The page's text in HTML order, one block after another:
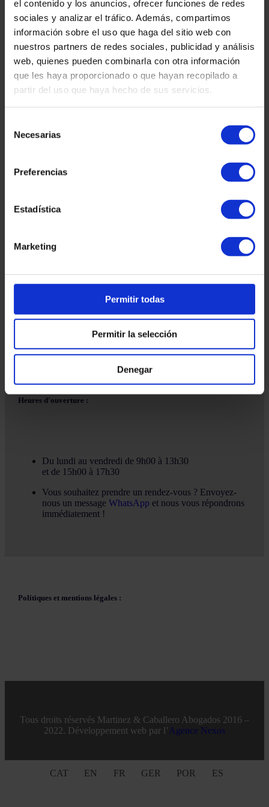
el contenido y los anuncios, ofrecer funciones de redes
sociales y analizar el tráfico. Además, compartimos
información sobre el uso que haga del sitio web con
nuestros partners de redes sociales, publicidad y análisis
web, quienes pueden combinarla con otra información
que les haya proporcionado o que hayan recopilado a
partir del uso que haya hecho de sus servicios.
Necesarias
Preferencias
Estadística
Marketing
Permitir todas
Permitir la selección
Denegar
Plaza Tetuan 40-41,
1er étage, bureau 21.
08010 – Barcelone
Contact :
info@martinezcaballeroabogados.com
+34 936 32 32 36
Mobile+34 628 379 016
Heures d'ouverture :
Du lundi au vendredi de 9h00 à 13h30
et de 15h00 à 17h30
Vous souhaitez prendre un rendez-vous ? Envoyez-
nous un message WhatsApp et nous vous répondrons
immédiatement !
Politiques et mentions légales :
Tous droits réservés Martinez & Caballero Abogados 2016 –
2022. Développement web par l’Agence Nexos
CAT EN FR GER POR ES